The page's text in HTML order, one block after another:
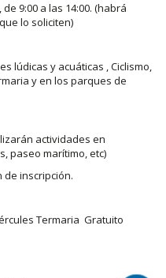
9:00 a las 14:00. (habrá
lo soliciten)
y acuáticas , Ciclismo,
y en los parques de
actividades en
paseo marítimo, etc)
de inscripción.
Termaria Gratuito